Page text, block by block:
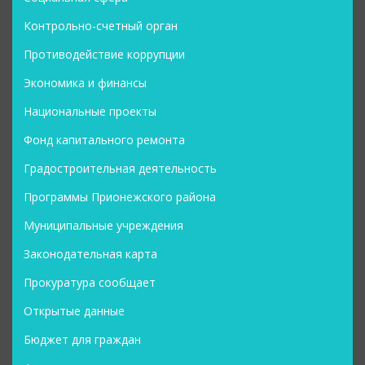
Контрольно-счетный орган
Противодействие коррупции
Экономика и финансы
Национальные проекты
Фонд капитального ремонта
Градостроительная деятельность
Программы Прионежского района
Муниципальные учреждения
Законодательная карта
Прокуратура сообщает
Открытые данные
Бюджет для граждан